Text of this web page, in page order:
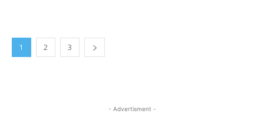
1 2 3
- Advertisment -